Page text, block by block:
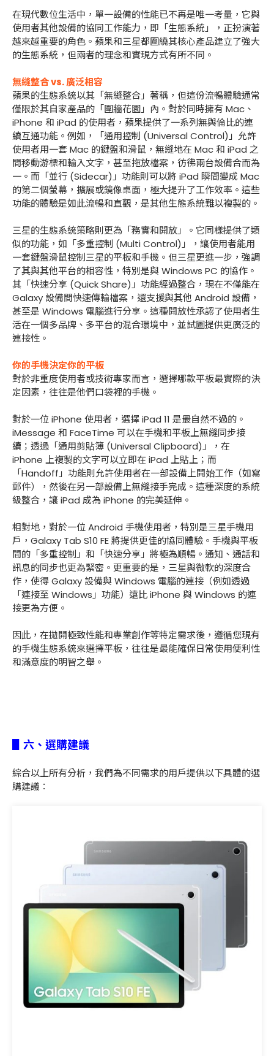
在現代數位生活中，單一設備的性能已不再是唯一考量，它與
使用者其他設備的協同工作能力，即「生態系統」，正扮演著
越來越重要的角色。蘋果和三星都圍繞其核心產品建立了強大
的生態系統，但兩者的理念和實現方式有所不同。
無縫整合 vs. 廣泛相容
蘋果的生態系統以其「無縫整合」著稱，但這份流暢體驗通常
僅限於其自家產品的「圍牆花園」內。對於同時擁有 Mac、
iPhone 和 iPad 的使用者，蘋果提供了一系列無與倫比的連
續互通功能。例如，「通用控制 (Universal Control)」允許
使用者用一套 Mac 的鍵盤和滑鼠，無縫地在 Mac 和 iPad 之
間移動游標和輸入文字，甚至拖放檔案，彷彿兩台設備合而為
一。而「並行 (Sidecar)」功能則可以將 iPad 瞬間變成 Mac
的第二個螢幕，擴展或鏡像桌面，極大提升了工作效率。這些
功能的體驗是如此流暢和直觀，是其他生態系統難以複製的。
三星的生態系統策略則更為「務實和開放」。它同樣提供了類
似的功能，如「多重控制 (Multi Control)」，讓使用者能用
一套鍵盤滑鼠控制三星的平板和手機。但三星更進一步，強調
了其與其他平台的相容性，特別是與 Windows PC 的協作。
其「快速分享 (Quick Share)」功能經過整合，現在不僅能在
Galaxy 設備間快速傳輸檔案，還支援與其他 Android 設備，
甚至是 Windows 電腦進行分享。這種開放性承認了使用者生
活在一個多品牌、多平台的混合環境中，並試圖提供更廣泛的
連接性。
你的手機決定你的平板
對於非重度使用者或技術專家而言，選擇哪款平板最實際的決
定因素，往往是他們口袋裡的手機。
對於一位 iPhone 使用者，選擇 iPad 11 是最自然不過的。
iMessage 和 FaceTime 可以在手機和平板上無縫同步接
續；透過「通用剪貼簿 (Universal Clipboard)」，在
iPhone 上複製的文字可以立即在 iPad 上貼上；而
「Handoff」功能則允許使用者在一部設備上開始工作（如寫
郵件），然後在另一部設備上無縫接手完成。這種深度的系統
級整合，讓 iPad 成為 iPhone 的完美延伸。
相對地，對於一位 Android 手機使用者，特別是三星手機用
戶，Galaxy Tab S10 FE 將提供更佳的協同體驗。手機與平板
間的「多重控制」和「快速分享」將極為順暢。通知、通話和
訊息的同步也更為緊密。更重要的是，三星與微軟的深度合
作，使得 Galaxy 設備與 Windows 電腦的連接（例如透過
「連接至 Windows」功能）遠比 iPhone 與 Windows 的連
接更為方便。
因此，在拋開極致性能和專業創作等特定需求後，遵循您現有
的手機生態系統來選擇平板，往往是最能確保日常使用便利性
和滿意度的明智之舉。
▋六、選購建議
綜合以上所有分析，我們為不同需求的用戶提供以下具體的選
購建議：